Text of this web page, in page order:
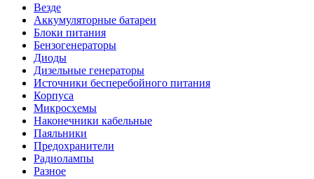
Везде
Аккумуляторные батареи
Блоки питания
Бензогенераторы
Диоды
Дизельные генераторы
Источники бесперебойного питания
Корпуса
Микросхемы
Наконечники кабельные
Паяльники
Предохранители
Радиолампы
Разное